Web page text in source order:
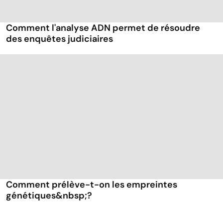
Comment l'analyse ADN permet de résoudre
des enquêtes judiciaires
Comment prélève-t-on les empreintes
génétiques&nbsp;?